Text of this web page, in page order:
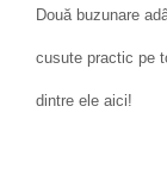
Două buzunare
cusute practic pe
dintre ele aici!